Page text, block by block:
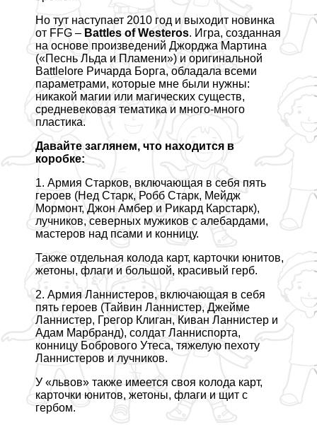
Но тут наступает 2010 год и выходит новинка
от FFG – Battles of Westeros. Игра, созданная
на основе произведений Джорджа Мартина
(«Песнь Льда и Пламени») и оригинальной
Battlelore Ричарда Борга, обладала всеми
параметрами, которые мне были нужны:
никакой магии или магических существ,
средневековая тематика и много-много
пластика.
Давайте заглянем, что находится в
коробке:
1. Армия Старков, включающая в себя пять
героев (Нед Старк, Робб Старк, Мейдж
Мормонт, Джон Амбер и Рикард Карстарк),
лучников, северных мужиков с алебардами,
мастеров над псами и конницу.
Также отдельная колода карт, карточки юнитов,
жетоны, флаги и большой, красивый герб.
2. Армия Ланнистеров, включающая в себя
пять героев (Тайвин Ланнистер, Джейме
Ланнистер, Грегор Клиган, Киван Ланнистер и
Адам Марбранд), солдат Ланниспорта,
конницу Бобрового Утеса, тяжелую пехоту
Ланнистеров и лучников.
У «львов» также имеется своя колода карт,
карточки юнитов, жетоны, флаги и щит с
гербом.